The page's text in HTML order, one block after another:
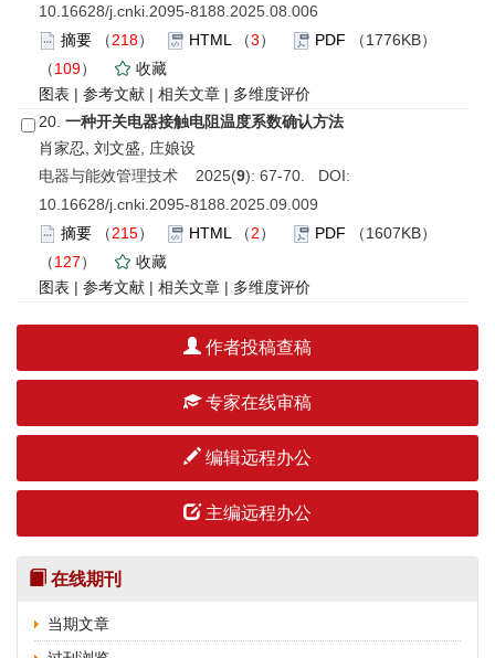
10.16628/j.cnki.2095-8188.2025.08.006
摘要 （218） HTML （3） PDF （1776KB）
（109）
收藏
图表 | 参考文献 | 相关文章 | 多维度评价
20. 一种开关电器接触电阻温度系数确认方法
肖家忍, 刘文盛, 庄娘设
电器与能效管理技术 2025(9): 67-70. DOI:
10.16628/j.cnki.2095-8188.2025.09.009
摘要 （215） HTML （2） PDF （1607KB）
（127）
收藏
图表 | 参考文献 | 相关文章 | 多维度评价
作者投稿查稿
专家在线审稿
编辑远程办公
主编远程办公
在线期刊
当期文章